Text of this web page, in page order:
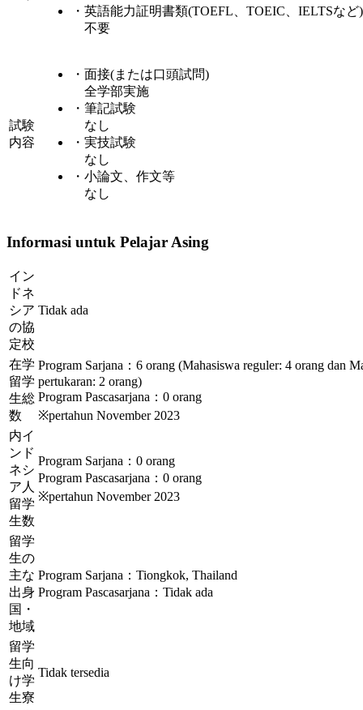
・英語能力証明書類(TOEFL、TOEIC、IELTSなど)
不要
試験
内容
・面接(または口頭試問)
全学部実施
・筆記試験
なし
・実技試験
なし
・小論文、作文等
なし
Informasi untuk Pelajar Asing
イン
ドネ
シア
の協
定校
Tidak ada
在学
留学
生総
数
Program Sarjana：6 orang (Mahasiswa reguler: 4 orang dan
pertukaran: 2 orang)
Program Pascasarjana：0 orang
※pertahun November 2023
内イ
ンド
ネシ
ア人
留学
生数
Program Sarjana：0 orang
Program Pascasarjana：0 orang
※pertahun November 2023
留学
生の
主な
出身
国・
地域
Program Sarjana：Tiongkok, Thailand
Program Pascasarjana：Tidak ada
留学
生向
け学
生寮
Tidak tersedia